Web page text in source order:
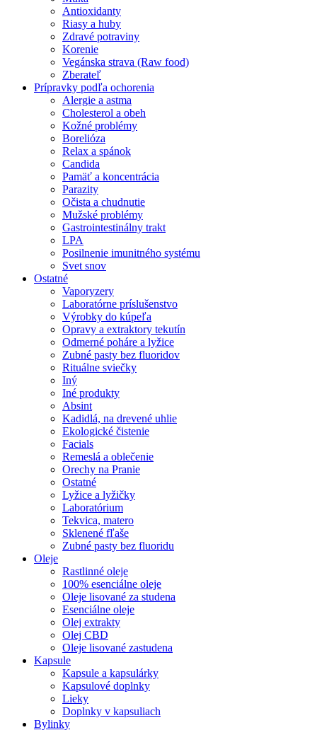
Antioxidanty
Riasy a huby
Zdravé potraviny
Korenie
Vegánska strava (Raw food)
Zberateľ
Prípravky podľa ochorenia
Alergie a astma
Cholesterol a obeh
Kožné problémy
Borelióza
Relax a spánok
Candida
Pamäť a koncentrácia
Parazity
Očista a chudnutie
Mužské problémy
Gastrointestinálny trakt
LPA
Posilnenie imunitného systému
Svet snov
Ostatné
Vaporyzery
Laboratórne príslušenstvo
Výrobky do kúpeľa
Opravy a extraktory tekutín
Odmerné poháre a lyžice
Zubné pasty bez fluoridov
Rituálne sviečky
Iný
Iné produkty
Absint
Kadidlá, na drevené uhlie
Ekologické čistenie
Facials
Remeslá a oblečenie
Orechy na Pranie
Ostatné
Lyžice a lyžičky
Laboratórium
Tekvica, matero
Sklenené fľaše
Zubné pasty bez fluoridu
Oleje
Rastlinné oleje
100% esenciálne oleje
Oleje lisované za studena
Esenciálne oleje
Olej extrakty
Olej CBD
Oleje lisované zastudena
Kapsule
Kapsule a kapsulárky
Kapsulové doplnky
Lieky
Doplnky v kapsuliach
Bylinky